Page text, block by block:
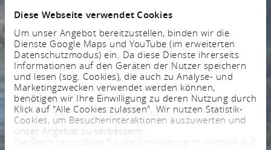
Diese Webseite verwendet Cookies
Um unser Angebot bereitzustellen, binden wir die
Dienste Google Maps und YouTube (im erweiterten
Datenschutzmodus) ein. Da diese Dienste ihrerseits
Informationen auf den Geräten der Nutzer speichern
und lesen (sog. Cookies), die auch zu Analyse- und
Marketingzwecken verwendet werden können,
benötigen wir Ihre Einwilligung zu deren Nutzung durch
Klick auf "Alle Cookies zulassen". Wir nutzen Statistik-
Cookies, um Besucherinteraktionen auszuwerten und
unser Angebot zu verbessern.
Die Rechtsgrundlage für die Einwilligung im HInblick auf